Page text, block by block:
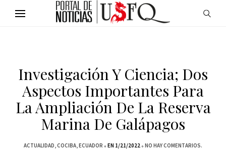
Investigación Y Ciencia; Dos
Aspectos Importantes Para
La Ampliación De La Reserva
Marina De Galápagos
ACTUALIDAD COCIBA ECUADOR EN 1/21/2022 NO HAY COMENTARIOS.